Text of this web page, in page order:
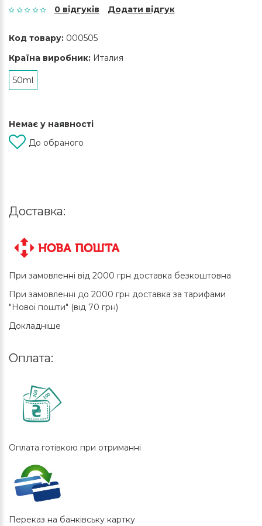
0 відгуків Додати відгук
Код товару: 000505
Країна виробник: Италия
50ml
Немає у наявності
До обраного
Доставка:
При замовленні від 2000 грн доставка безкоштовна
При замовленні до 2000 грн доставка за тарифами
"Нової пошти" (від 70 грн)
Докладніше
Оплата:
Оплата готівкою при отриманні
Переказ на банківську картку